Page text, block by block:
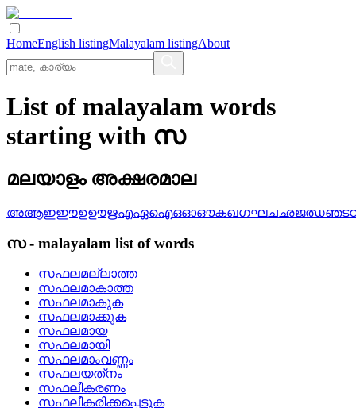
HomeEnglish listingMalayalam listingAbout
List of malayalam words
starting with സ
മലയാളം അക്ഷരമാല
അആഇഈഉഊഋഎഏഐഒഓഔകഖഗഘചഛജഝഞട
സ- malayalam list of words
സഫലമല്ലാത്ത
സഫലമാകാത്ത
സഫലമാകുക
സഫലമാക്കുക
സഫലമായ
സഫലമായി
സഫലമാംവണ്ണം
സഫലയത്‌നം
സഫലീകരണം
സഫലീകരിക്കപ്പെടുക